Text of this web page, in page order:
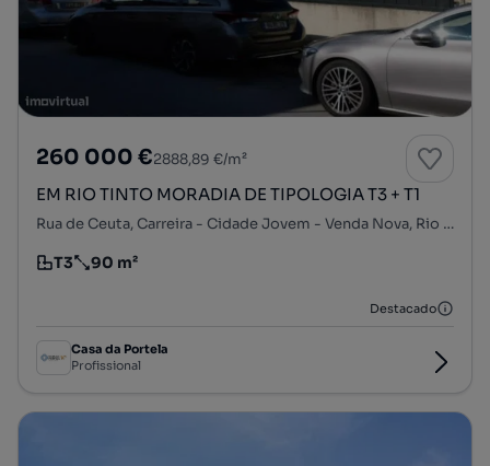
260 000 €2888,89 €/m²
EM RIO TINTO MORADIA DE TIPOLOGIA T3 + T1
Rua de Ceuta, Carreira - Cidade Jovem - Venda Nova, Rio Tinto, Gondomar, Porto
Tipologia
T3
Preço por metro quadrado
90 m²
Destacado
Casa da Portela
Profissional